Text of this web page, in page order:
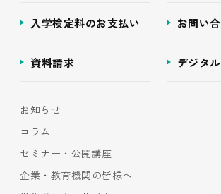
入学検定料のお支払い お問い
資料請求 デジタ
お知らせ
コラム
セミナー・公開講座
企業・教育機関の皆様へ